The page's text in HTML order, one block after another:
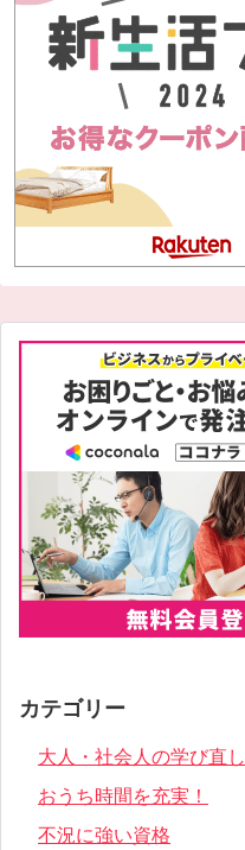
カテゴリー
大人・社会人の学び直し
おうち時間を充実！
不況に強い資格